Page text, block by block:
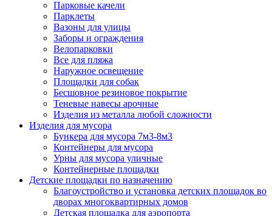
Парковые качели
Парклеты
Вазоны для улицы
Заборы и ограждения
Велопарковки
Все для пляжа
Наружное освещение
Площадки для собак
Бесшовное резиновое покрытие
Теневые навесы арочные
Изделия из металла любой сложности
Изделия для мусора
Бункера для мусора 7м3-8м3
Контейнеры для мусора
Урны для мусора уличные
Контейнерные площадки
Детские площадки по назначению
Благоустройство и установка детских площадок во
дворах многоквартирных домов
Детская площадка для аэропорта